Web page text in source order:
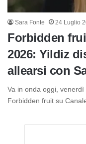
Sara Fonte 24 Luglio
Forbidden
2026: Yildiz
allearsi con
Va in onda oggi,
Forbidden fruit su